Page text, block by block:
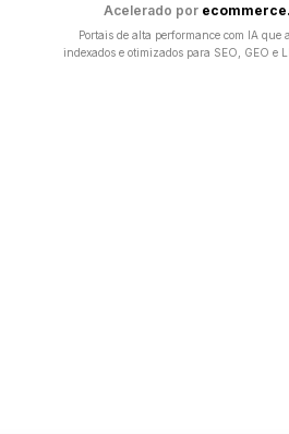
Acelerado por
Portais de alta performance com IA que
indexados e otimizados para SEO, GEO e